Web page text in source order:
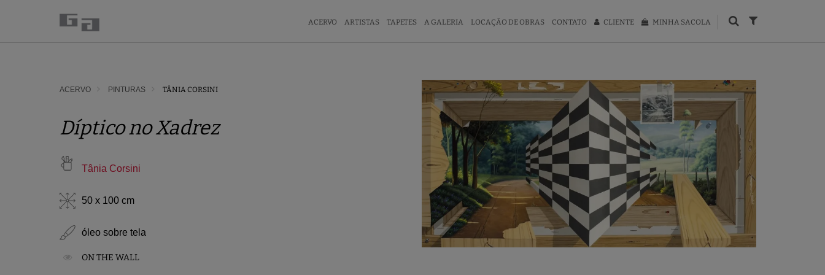
ACERVO ARTISTAS TAPETES A GALERIA LOCAÇÃO DE OBRAS CONTATO CLIENTE MINHA SACOLA
ACERVO PINTURAS TÂNIA CORSINI
Díptico no Xadrez
Tânia Corsini
50 x 100 cm
óleo sobre tela
ON THE WALL